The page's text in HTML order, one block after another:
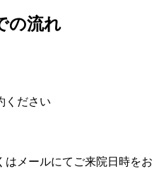
の流れ
ください
はメールにてご来院日時をお